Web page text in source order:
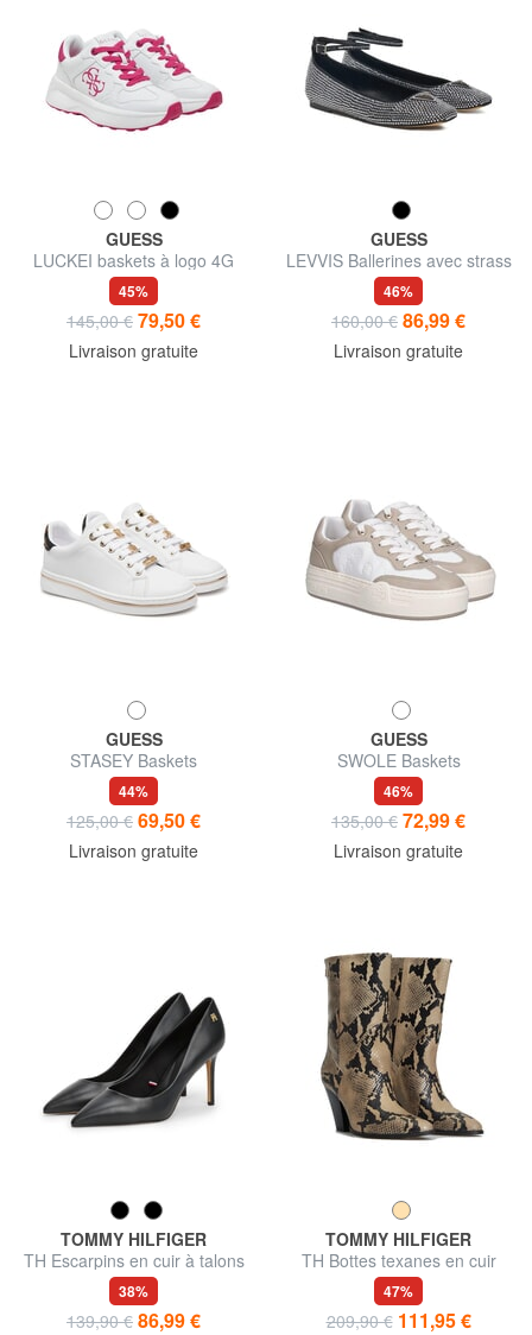
GUESS
LUCKEI baskets à logo 4G
45%
145,00 € 79,50 €
Livraison gratuite
GUESS
LEVVIS Ballerines avec strass
46%
160,00 € 86,99 €
Livraison gratuite
GUESS
STASEY Baskets
44%
125,00 € 69,50 €
Livraison gratuite
GUESS
SWOLE Baskets
46%
135,00 € 72,99 €
Livraison gratuite
TOMMY HILFIGER
TH Escarpins en cuir à talons
hauts de 9 cm
38%
139,90 € 86,99 €
TOMMY HILFIGER
TH Bottes texanes en cuir
47%
209,90 € 111,95 €